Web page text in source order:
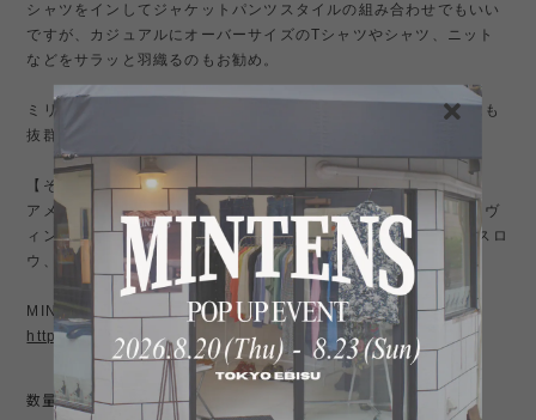
シャツをインしてジャケットパンツスタイルの組み合わせでもいい
ですが、カジュアルにオーバーサイズのTシャツやシャツ、ニット
などをサラッと羽織るのもお勧め。
ミリタリージャケット、ローファー合わせ、トラッドスタイルにも
抜群。
【その他】
アメリカ古着やミリタリー、アメトラやビンテージデニムなど、ヴ
ィンテージ 好きでアナトミカやRRL、リアルマッコイズ、オアスロ
ウ、patagonia パタゴニア などが好きな方にもお勧め。
MINTENSお勧め商品はこちら↓
https://shop.mintens-tokyo.com/categories/3774631
数量